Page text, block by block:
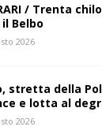
/ Trenta
Belbo
2026
stretta della
e lotta al
2026